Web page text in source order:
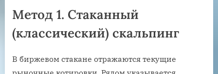
Метод 1. Стаканный
(классический) скальпинг
В биржевом стакане отражаются текущие